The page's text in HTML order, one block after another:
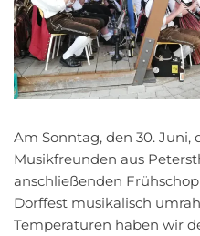
Am Sonntag, den 30.
Musikfreunden aus
anschließenden
Dorffest musikalisch
Temperaturen haben wir